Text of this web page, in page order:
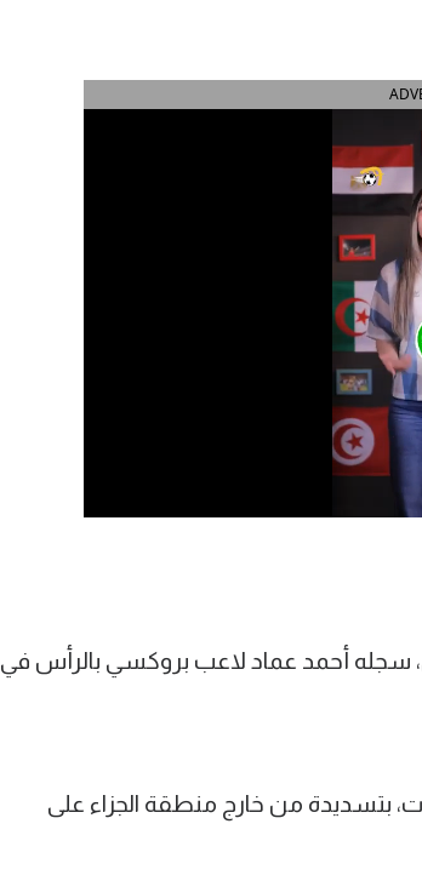
سجله أحمد عماد لاعب بروكسي بالرأس في
عمرو بركات، بتسديدة من خارج منطقة الجزاء على